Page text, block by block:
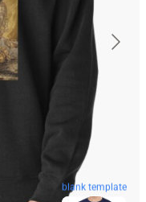
blank template